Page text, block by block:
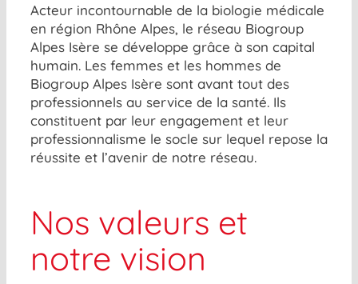
Acteur incontournable de la biologie médicale
en région Rhône Alpes, le réseau Biogroup
Alpes Isère se développe grâce à son capital
humain. Les femmes et les hommes de
Biogroup Alpes Isère sont avant tout des
professionnels au service de la santé. Ils
constituent par leur engagement et leur
professionnalisme le socle sur lequel repose la
réussite et l’avenir de notre réseau.
Nos valeurs et
notre vision